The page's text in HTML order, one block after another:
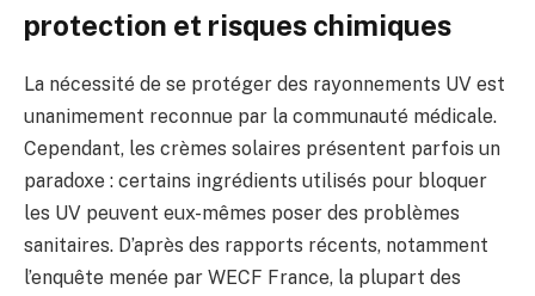
protection et risques chimiques
La nécessité de se protéger des rayonnements UV est
unanimement reconnue par la communauté médicale.
Cependant, les crèmes solaires présentent parfois un
paradoxe : certains ingrédients utilisés pour bloquer
les UV peuvent eux-mêmes poser des problèmes
sanitaires. D’après des rapports récents, notamment
l’enquête menée par WECF France, la plupart des